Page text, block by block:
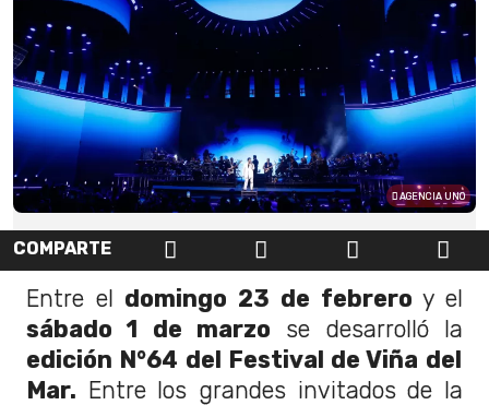
AGENCIA UNO
COMPARTE
Entre el domingo 23 de febrero y el
sábado 1 de marzo se desarrolló la
edición N°64 del Festival de Viña del
Mar. Entre los grandes invitados de la